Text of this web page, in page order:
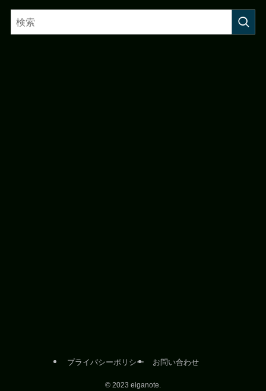
イ
ブ
プライバシーポリシー お問い合わせ
© 2023 eiganote.